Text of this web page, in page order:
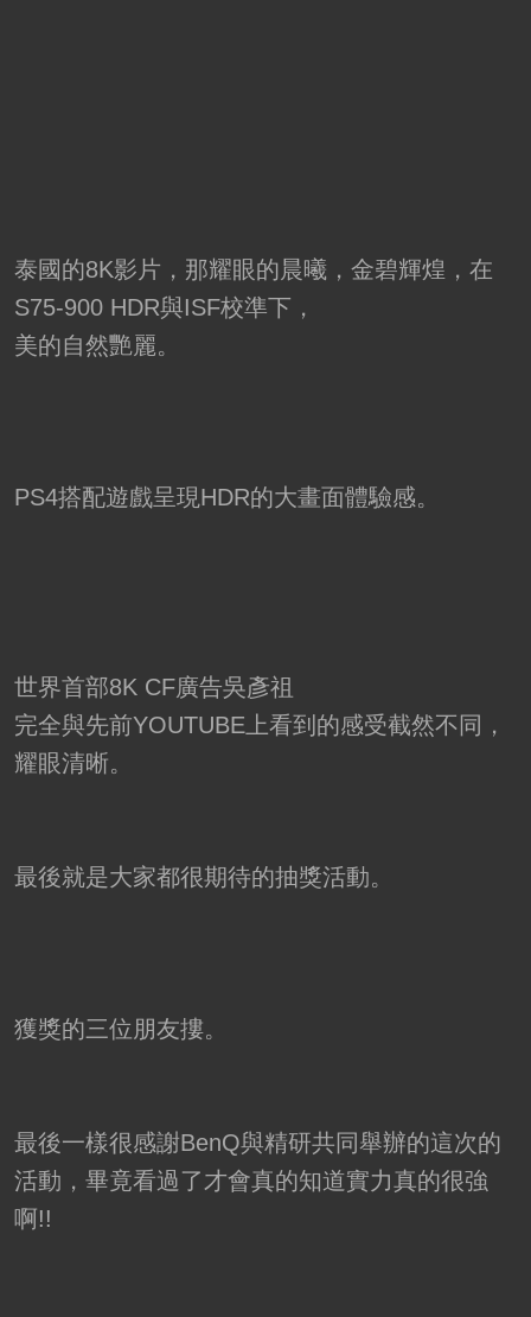
泰國的8K影片，那耀眼的晨曦，金碧輝煌，在
S75-900 HDR與ISF校準下，
美的自然艷麗。
PS4搭配遊戲呈現HDR的大畫面體驗感。
世界首部8K CF廣告吳彥祖
完全與先前YOUTUBE上看到的感受截然不同，
耀眼清晰。
最後就是大家都很期待的抽獎活動。
獲獎的三位朋友摟。
最後一樣很感謝BenQ與精研共同舉辦的這次的
活動，畢竟看過了才會真的知道實力真的很強
啊!!